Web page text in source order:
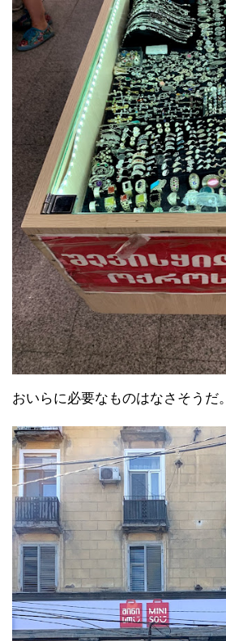
おいらに必要なものはなさそうだ。